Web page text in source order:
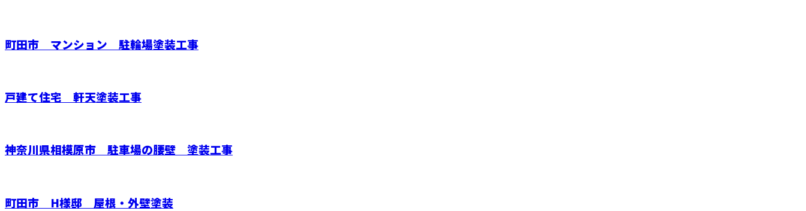
町田市 マンション 駐輪場塗装工事
戸建て住宅 軒天塗装工事
神奈川県相模原市 駐車場の腰壁 塗装工事
町田市 H様邸 屋根・外壁塗装